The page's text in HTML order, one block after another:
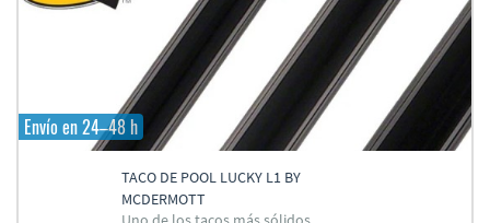
Envío en 24–48 h
TACO DE POOL LUCKY L1 BY
MCDERMOTT